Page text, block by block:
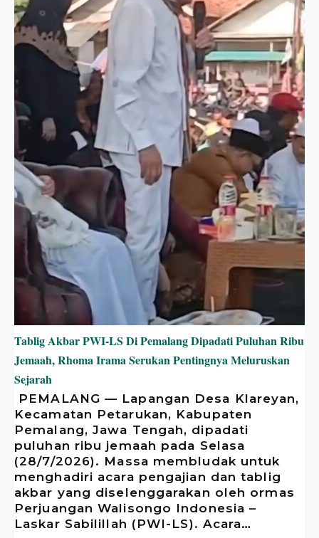
Tablig Akbar PWI-LS Di Pemalang Dipadati Puluhan Ribu
Jemaah, Rhoma Irama Serukan Pentingnya Meluruskan
Sejarah
​ PEMALANG — Lapangan Desa Klareyan,
Kecamatan Petarukan, Kabupaten
Pemalang, Jawa Tengah, dipadati
puluhan ribu jemaah pada Selasa
(28/7/2026). Massa membludak untuk
menghadiri acara pengajian dan tablig
akbar yang diselenggarakan oleh ormas
Perjuangan Walisongo Indonesia –
Laskar Sabilillah (PWI-LS). ​Acara…